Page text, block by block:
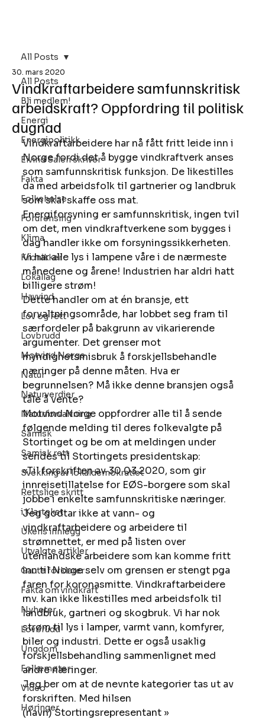
All Posts
Bli medlem!
Energi
Energipolitikk
Eivind Salen skriver
Fakta
Folkehelse
Forurensing
Klima
Kronikker
Lokallag
Havvind
Lov og rett
Lovbrudd
Motvind Norge
Natur
Naturverdier
Naturforvaltning
Samisk
Samisk rett
Svekking av lokaldemokratiet
Rettslige skritt
i Klartekst
Ukens innlegg
Utvalgte artikler
Gaute forklarer
Fakta om vindkraft
Nyheter
Lovbrudd
Ungdom
Folkemøter
Video
Høringer
All Posts
Vindkraftarbeidere samfunnskritisk
arbeidskraft? Oppfordring til politisk
dugnad
30. mars 2020
Vindkraftarbeidere har nå fått fritt leide inn i
Norge fordi det å bygge vindkraftverk anses
som samfunnskritisk funksjon. De likestilles
da med arbeidsfolk til gartnerier og landbruk
som skal skaffe oss mat.
Energiforsyning er samfunnskritisk, ingen tvil
om det, men vindkraftverkene som bygges i
dag handler ikke om forsyningssikkerheten.
Vi har alle lys i lampene våre i de nærmeste
månedene og årene! Industrien har aldri hatt
billigere strøm!
Dette handler om at én bransje, ett
forvaltningsområde, har lobbet seg fram til
særfordeler på bakgrunn av vikarierende
argumenter. Det grenser mot
myndighetsmisbruk å forskjellsbehandle
næringer på denne måten. Hva er
begrunnelsen? Må ikke denne bransjen også
tåle å vente?
Motvind Norge oppfordrer alle til å sende
følgende melding til deres folkevalgte på
Stortinget og be om at meldingen under
sendes til Stortingets presidentskap:
«Til forskriften av 30.03.2020, som gir
innreisetillatelse for EØS-borgere som skal
jobbe i enkelte samfunnskritiske næringer.
Jeg godtar ikke at vann- og
vindkraftarbeidere og arbeidere til
strømnettet, er med på listen over
utenlandske arbeidere som kan komme fritt
inn til Norge selv om grensen er stengt pga
faren for koronasmitte. Vindkraftarbeidere
mv. kan ikke likestilles med arbeidsfolk til
landbruk, gartneri og skogbruk. Vi har nok
strøm til lys i lamper, varmt vann, komfyrer,
biler og industri. Dette er også usaklig
forskjellsbehandling sammenlignet med
andre næringer.
Jeg ber om at de nevnte kategorier tas ut av
forskriften. Med hilsen
(navn) Stortingsrepresentant »